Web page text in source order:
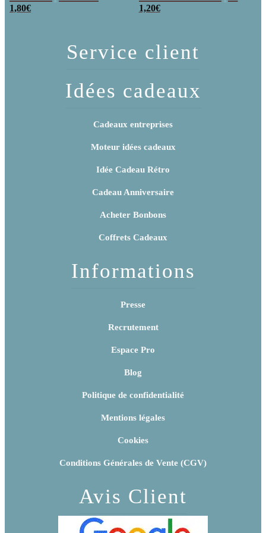
poudre (x20)
1,80€
x 3
1,20€
Service client
Idées cadeaux
Cadeaux entreprises
Moteur idées cadeaux
Idée Cadeau Rétro
Cadeau Anniversaire
Acheter Bonbons
Coffrets Cadeaux
Informations
Presse
Recrutement
Espace Pro
Blog
Politique de confidentialité
Mentions légales
Cookies
Conditions Générales de Vente (CGV)
Avis Client